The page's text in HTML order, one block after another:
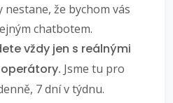
nestane, že bychom vás
chatbotem.
vždy jen s reálnými
Jsme tu pro
7 dní v týdnu.